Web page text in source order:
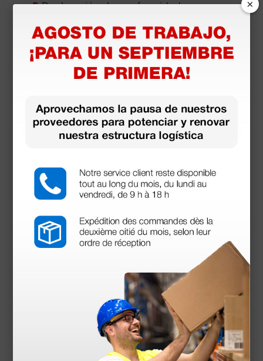
Declaración de conformidad
Se puede utilizar con:
Analizador de orina Urilyzer 100 Pro - con
1.050,00 €
1 ud.